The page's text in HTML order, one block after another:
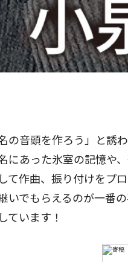
の音頭を作ろう」と誘
にあった氷室の記憶や
て作曲、振り付けをプ
いでもらえるのが一番
ています！